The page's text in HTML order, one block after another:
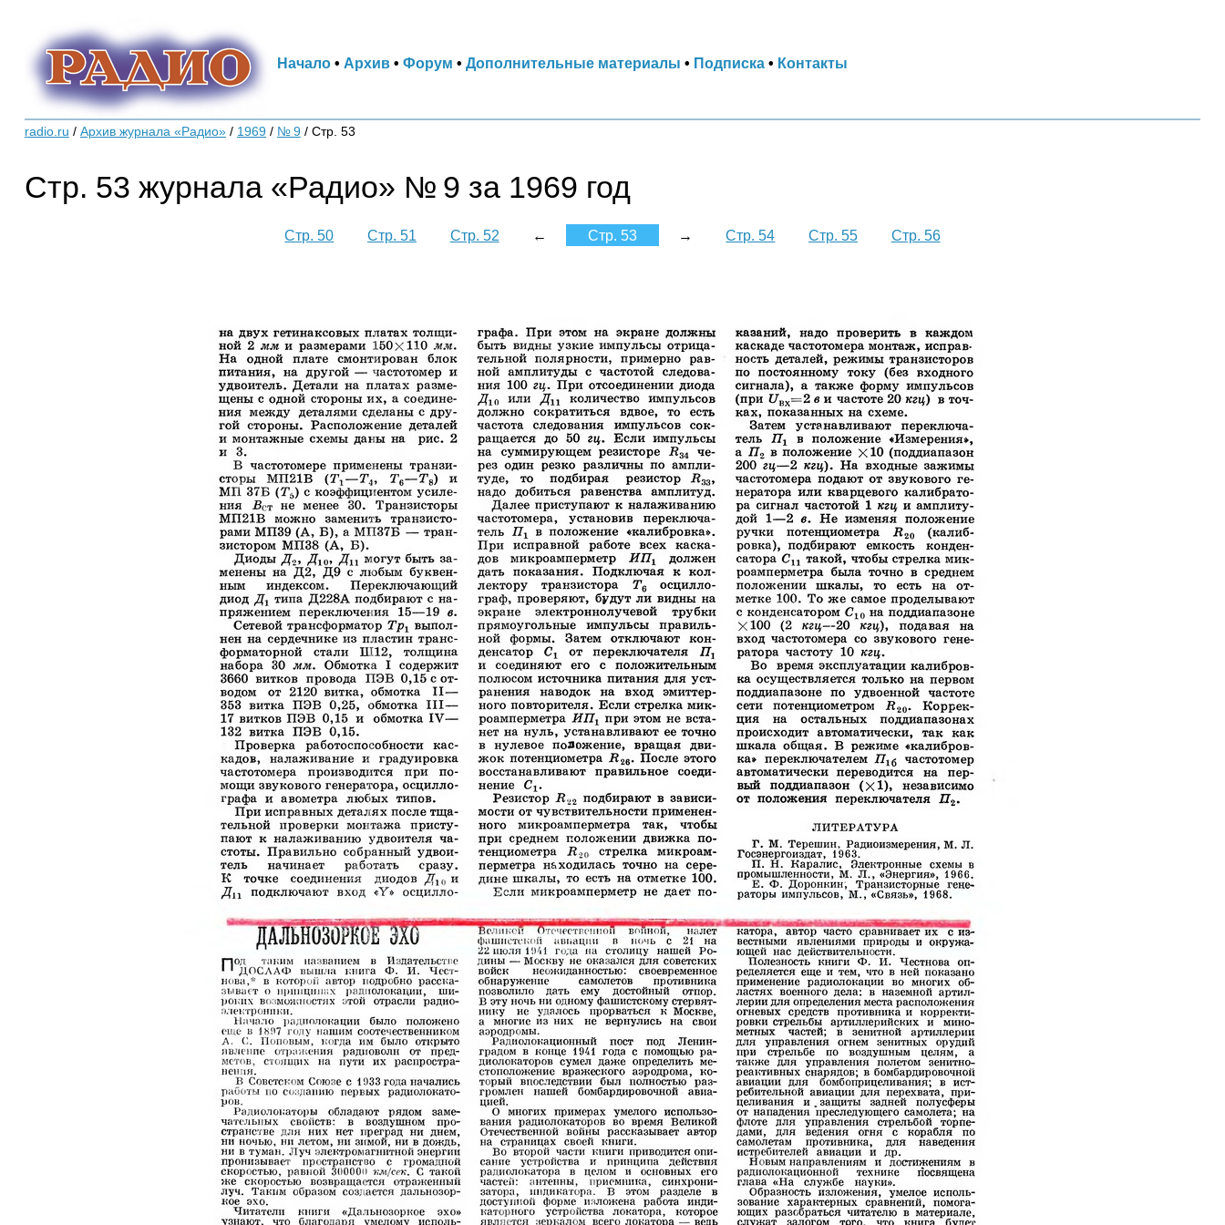
Начало• Архив• Форум • Дополнительные материалы • Подписка• Контакты
radio.ru / Архив журнала «Радио» / 1969 / № 9 / Стр. 53
Стр. 53 журнала «Радио» № 9 за 1969 год
Стр. 50 Стр. 51 Стр. 52 ← Стр. 53 → Стр. 54 Стр. 55 Стр. 56